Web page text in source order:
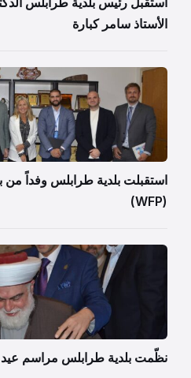
الأستاذ سامر كبارة
استقبلت بلدية طرابلس وفداً من
(WFP)
نظّمت بلدية طرابلس مراسم عيد